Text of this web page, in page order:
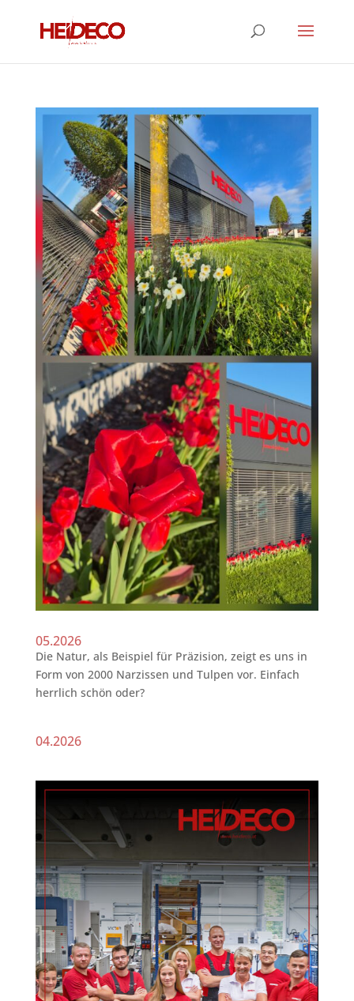
05.2026
Die Natur, als Beispiel für Präzision, zeigt es uns in
Form von 2000 Narzissen und Tulpen vor. Einfach
herrlich schön oder?
04.2026